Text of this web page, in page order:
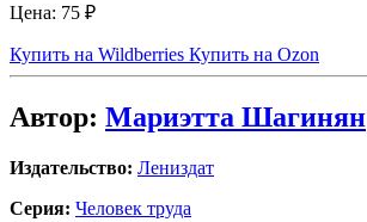
Цена: 75 ₽
Купить на Wildberries Купить на Ozon
Автор: Мариэтта Шагинян
Издательство: Лениздат
Серия: Человек труда